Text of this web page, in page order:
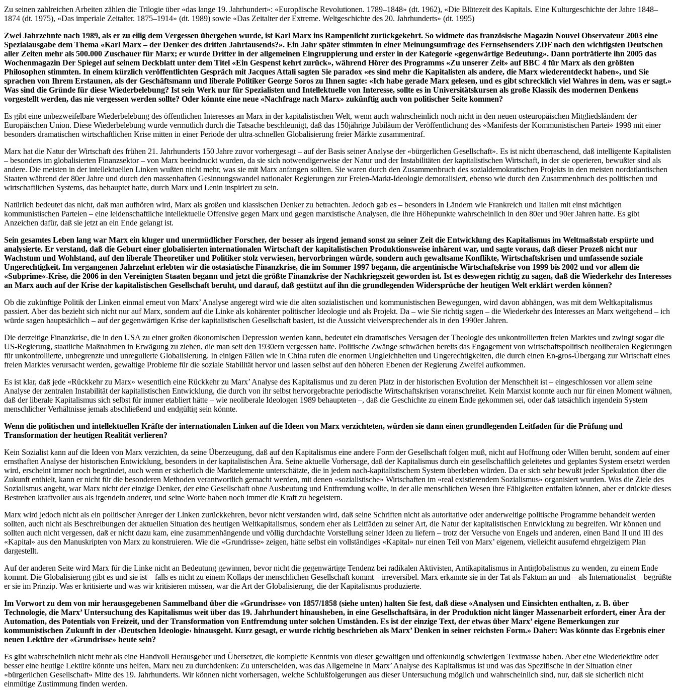
Zu seinen zahlreichen Arbeiten zählen die Trilogie über «das lange 19. Jahrhundert»: «Europäische Revolutionen. 1789–1848» (dt. 1962), «Die Blütezeit des Kapitals. Eine Kulturgeschichte der Jahre 1848–
1874 (dt. 1975), «Das imperiale Zeitalter. 1875–1914» (dt. 1989) sowie «Das Zeitalter der Extreme. Weltgeschichte des 20. Jahrhunderts» (dt. 1995)
Zwei Jahrzehnte nach 1989, als er zu eilig dem Vergessen übergeben wurde, ist Karl Marx ins Rampenlicht zurückgekehrt. So widmete das französische Magazin Nouvel Observateur 2003 eine
Spezialausgabe dem Thema «Karl Marx – der Denker des dritten Jahrtausends?». Ein Jahr später stimmten in einer Meinungsumfrage des Fernsehsenders ZDF nach den wichtigsten Deutschen
aller Zeiten mehr als 500.000 Zuschauer für Marx; er wurde Dritter in der allgemeinen Eingruppierung und erster in der Kategorie «gegenwärtige Bedeutung». Dann porträtierte ihn 2005 das
Wochenmagazin Der Spiegel auf seinem Deckblatt unter dem Titel «Ein Gespenst kehrt zurück», während Hörer des Programms «Zu unserer Zeit» auf BBC 4 für Marx als den größten
Philosophen stimmten. In einem kürzlich veröffentlichten Gespräch mit Jacques Attali sagten Sie paradox «es sind mehr die Kapitalisten als andere, die Marx wiederentdeckt haben», und Sie
sprachen von Ihrem Erstaunen, als der Geschäftsmann und liberale Politiker George Soros zu Ihnen sagte: «Ich habe gerade Marx gelesen, und es gibt schrecklich viel Wahres in dem, was er sagt.»
Was sind die Gründe für diese Wiederbelebung? Ist sein Werk nur für Spezialisten und Intellektuelle von Interesse, sollte es in Universitätskursen als große Klassik des modernen Denkens
vorgestellt werden, das nie vergessen werden sollte? Oder könnte eine neue «Nachfrage nach Marx» zukünftig auch von politischer Seite kommen?
Es gibt eine unbezweifelbare Wiederbelebung des öffentlichen Interesses an Marx in der kapitalistischen Welt, wenn auch wahrscheinlich noch nicht in den neuen osteuropäischen Mitgliedsländern der
Europäischen Union. Diese Wiederbelebung wurde vermutlich durch die Tatsache beschleunigt, daß das 150jährige Jubiläum der Veröffentlichung des «Manifests der Kommunistischen Partei» 1998 mit einer
besonders dramatischen wirtschaftlichen Krise mitten in einer Periode der ultra-schnellen Globalisierung freier Märkte zusammentraf.
Marx hat die Natur der Wirtschaft des frühen 21. Jahrhunderts 150 Jahre zuvor vorhergesagt – auf der Basis seiner Analyse der «bürgerlichen Gesellschaft». Es ist nicht überraschend, daß intelligente Kapitalisten
– besonders im globalisierten Finanzsektor – von Marx beeindruckt wurden, da sie sich notwendigerweise der Natur und der Instabilitäten der kapitalistischen Wirtschaft, in der sie operieren, bewußter sind als
andere. Die meisten in der intellektuellen Linken wußten nicht mehr, was sie mit Marx anfangen sollten. Sie waren durch den Zusammenbruch des sozialdemokratischen Projekts in den meisten nordatlantischen
Staaten während der 80er Jahre und durch den massenhaften Gesinnungswandel nationaler Regierungen zur Freien-Markt-Ideologie demoralisiert, ebenso wie durch den Zusammenbruch des politischen und
wirtschaftlichen Systems, das behauptet hatte, durch Marx und Lenin inspiriert zu sein.
Natürlich bedeutet das nicht, daß man aufhören wird, Marx als großen und klassischen Denker zu betrachten. Jedoch gab es – besonders in Ländern wie Frankreich und Italien mit einst mächtigen
kommunistischen Parteien – eine leidenschaftliche intellektuelle Offensive gegen Marx und gegen marxistische Analysen, die ihre Höhepunkte wahrscheinlich in den 80er und 90er Jahren hatte. Es gibt
Anzeichen dafür, daß sie jetzt an ein Ende gelangt ist.
Sein gesamtes Leben lang war Marx ein kluger und unermüdlicher Forscher, der besser als irgend jemand sonst zu seiner Zeit die Entwicklung des Kapitalismus im Weltmaßstab erspürte und
analysierte. Er verstand, daß die Geburt einer globalisierten internationalen Wirtschaft der kapitalistischen Produktionsweise inhärent war, und sagte voraus, daß dieser Prozeß nicht nur
Wachstum und Wohlstand, auf den liberale Theoretiker und Politiker stolz verwiesen, hervorbringen würde, sondern auch gewaltsame Konflikte, Wirtschaftskrisen und umfassende soziale
Ungerechtigkeit. Im vergangenen Jahrzehnt erlebten wir die ostasiatische Finanzkrise, die im Sommer 1997 begann, die argentinische Wirtschaftskrise von 1999 bis 2002 und vor allem die
«Subprime«-Krise, die 2006 in den Vereinigten Staaten begann und jetzt die größte Finanzkrise der Nachkriegszeit geworden ist. Ist es deswegen richtig zu sagen, daß die Wiederkehr des Interesses
an Marx auch auf der Krise der kapitalistischen Gesellschaft beruht, und darauf, daß gestützt auf ihn die grundlegenden Widersprüche der heutigen Welt erklärt werden können?
Ob die zukünftige Politik der Linken einmal erneut von Marx’ Analyse angeregt wird wie die alten sozialistischen und kommunistischen Bewegungen, wird davon abhängen, was mit dem Weltkapitalismus
passiert. Aber das bezieht sich nicht nur auf Marx, sondern auf die Linke als kohärenter politischer Ideologie und als Projekt. Da – wie Sie richtig sagen – die Wiederkehr des Interesses an Marx weitgehend – ich
würde sagen hauptsächlich – auf der gegenwärtigen Krise der kapitalistischen Gesellschaft basiert, ist die Aussicht vielversprechender als in den 1990er Jahren.
Die derzeitige Finanzkrise, die in den USA zu einer großen ökonomischen Depression werden kann, bedeutet ein dramatisches Versagen der Theologie des unkontrollierten freien Marktes und zwingt sogar die
US-Regierung, staatliche Maßnahmen in Erwägung zu ziehen, die man seit den 1930ern vergessen hatte. Politische Zwänge schwächen bereits das Engagement von wirtschaftspolitisch neoliberalen Regierungen
für unkontrollierte, unbegrenzte und unregulierte Globalisierung. In einigen Fällen wie in China rufen die enormen Ungleichheiten und Ungerechtigkeiten, die durch einen En-gros-Übergang zur Wirtschaft eines
freien Marktes verursacht werden, gewaltige Probleme für die soziale Stabilität hervor und lassen selbst auf den höheren Ebenen der Regierung Zweifel aufkommen.
Es ist klar, daß jede «Rückkehr zu Marx» wesentlich eine Rückkehr zu Marx’ Analyse des Kapitalismus und zu deren Platz in der historischen Evolution der Menschheit ist – eingeschlossen vor allem seine
Analyse der zentralen Instabilität der kapitalistischen Entwicklung, die durch von ihr selbst hervorgebrachte periodische Wirtschaftskrisen voranschreitet. Kein Marxist konnte auch nur für einen Moment wähnen,
daß der liberale Kapitalismus sich selbst für immer etabliert hätte – wie neoliberale Ideologen 1989 behaupteten –, daß die Geschichte zu einem Ende gekommen sei, oder daß tatsächlich irgendein System
menschlicher Verhältnisse jemals abschließend und endgültig sein könnte.
Wenn die politischen und intellektuellen Kräfte der internationalen Linken auf die Ideen von Marx verzichteten, würden sie dann einen grundlegenden Leitfaden für die Prüfung und
Transformation der heutigen Realität verlieren?
Kein Sozialist kann auf die Ideen von Marx verzichten, da seine Überzeugung, daß auf den Kapitalismus eine andere Form der Gesellschaft folgen muß, nicht auf Hoffnung oder Willen beruht, sondern auf einer
ernsthaften Analyse der historischen Entwicklung, besonders in der kapitalistischen Ära. Seine aktuelle Vorhersage, daß der Kapitalismus durch ein gesellschaftlich geleitetes und geplantes System ersetzt werden
wird, erscheint immer noch begründet, auch wenn er sicherlich die Marktelemente unterschätzte, die in jedem nach-kapitalistischem System überleben würden. Da er sich sehr bewußt jeder Spekulation über die
Zukunft enthielt, kann er nicht für die besonderen Methoden verantwortlich gemacht werden, mit denen «sozialistische» Wirtschaften im «real existierendem Sozialismus» organisiert wurden. Was die Ziele des
Sozialismus angeht, war Marx nicht der einzige Denker, der eine Gesellschaft ohne Ausbeutung und Entfremdung wollte, in der alle menschlichen Wesen ihre Fähigkeiten entfalten können, aber er drückte dieses
Bestreben kraftvoller aus als irgendein anderer, und seine Worte haben noch immer die Kraft zu begeistern.
Marx wird jedoch nicht als ein politischer Anreger der Linken zurückkehren, bevor nicht verstanden wird, daß seine Schriften nicht als autoritative oder anderweitige politische Programme behandelt werden
sollten, auch nicht als Beschreibungen der aktuellen Situation des heutigen Weltkapitalismus, sondern eher als Leitfäden zu seiner Art, die Natur der kapitalistischen Entwicklung zu begreifen. Wir können und
sollten auch nicht vergessen, daß er nicht dazu kam, eine zusammenhängende und völlig durchdachte Vorstellung seiner Ideen zu liefern – trotz der Versuche von Engels und anderen, einen Band II und III des
«Kapital» aus den Manuskripten von Marx zu konstruieren. Wie die «Grundrisse» zeigen, hätte selbst ein vollständiges «Kapital» nur einen Teil von Marx’ eigenem, vielleicht ausufernd ehrgeizigem Plan
dargestellt.
Auf der anderen Seite wird Marx für die Linke nicht an Bedeutung gewinnen, bevor nicht die gegenwärtige Tendenz bei radikalen Aktivisten, Antikapitalismus in Antiglobalismus zu wenden, zu einem Ende
kommt. Die Globalisierung gibt es und sie ist – falls es nicht zu einem Kollaps der menschlichen Gesellschaft kommt – irreversibel. Marx erkannte sie in der Tat als Faktum an und – als Internationalist – begrüßte
er sie im Prinzip. Was er kritisierte und was wir kritisieren müssen, war die Art der Globalisierung, die der Kapitalismus produzierte.
Im Vorwort zu dem von mir herausgegebenen Sammelband über die «Grundrisse» von 1857/1858 (siehe unten) halten Sie fest, daß diese «Analysen und Einsichten enthalten, z. B. über
Technologie, die Marx’ Untersuchung des Kapitalismus weit über das 19. Jahrhundert hinausheben, in eine Gesellschaftsära, in der Produktion nicht länger Massenarbeit erfordert, einer Ära der
Automation, des Potentials von Freizeit, und der Transformation von Entfremdung unter solchen Umständen. Es ist der einzige Text, der etwas über Marx’ eigene Bemerkungen zur
kommunistischen Zukunft in der ›Deutschen Ideologie‹ hinausgeht. Kurz gesagt, er wurde richtig beschrieben als Marx’ Denken in seiner reichsten Form.» Daher: Was könnte das Ergebnis einer
neuen Lektüre der «Grundrisse» heute sein?
Es gibt wahrscheinlich nicht mehr als eine Handvoll Herausgeber und Übersetzer, die komplette Kenntnis von dieser gewaltigen und offenkundig schwierigen Textmasse haben. Aber eine Wiederlektüre oder
besser eine heutige Lektüre könnte uns helfen, Marx neu zu durchdenken: Zu unterscheiden, was das Allgemeine in Marx’ Analyse des Kapitalismus ist und was das Spezifische in der Situation einer
«bürgerlichen Gesellschaft» Mitte des 19. Jahrhunderts. Wir können nicht vorhersagen, welche Schlußfolgerungen aus dieser Untersuchung möglich und wahrscheinlich sind, nur, daß sie sicherlich nicht
einmütige Zustimmung finden werden.